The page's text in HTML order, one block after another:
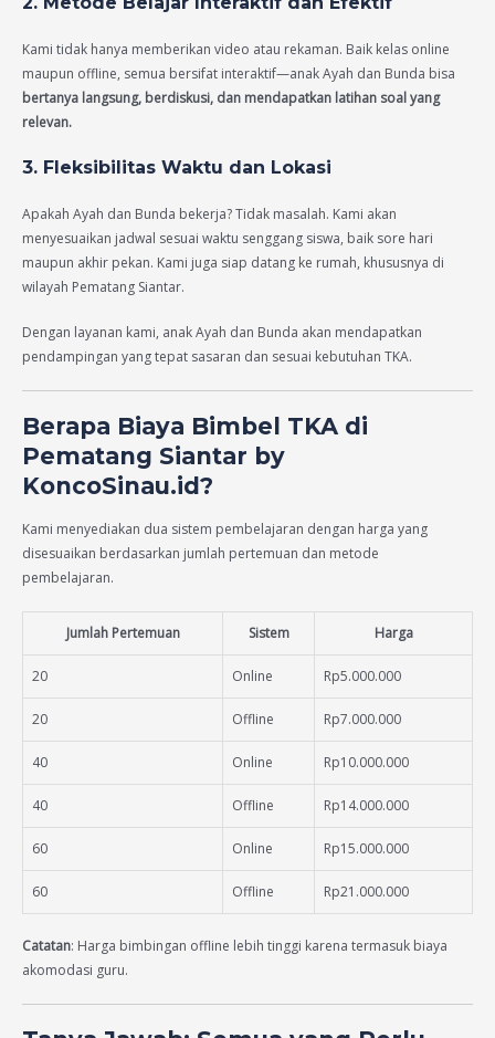
Kami tidak hanya memberikan video atau rekaman. Baik kelas online
maupun offline, semua bersifat interaktif—anak Ayah dan Bunda bisa
bertanya langsung, berdiskusi, dan mendapatkan latihan soal yang
relevan.
3. Fleksibilitas Waktu dan Lokasi
Apakah Ayah dan Bunda bekerja? Tidak masalah. Kami akan
menyesuaikan jadwal sesuai waktu senggang siswa, baik sore hari
maupun akhir pekan. Kami juga siap datang ke rumah, khususnya di
wilayah Pematang Siantar.
Dengan layanan kami, anak Ayah dan Bunda akan mendapatkan
pendampingan yang tepat sasaran dan sesuai kebutuhan TKA.
Berapa Biaya Bimbel TKA di
Pematang Siantar by
KoncoSinau.id?
Kami menyediakan dua sistem pembelajaran dengan harga yang
disesuaikan berdasarkan jumlah pertemuan dan metode
pembelajaran.
Jumlah Pertemuan Sistem Harga
20 Online Rp5.000.000
20 Offline Rp7.000.000
40 Online Rp10.000.000
40 Offline Rp14.000.000
60 Online Rp15.000.000
60 Offline Rp21.000.000
Catatan: Harga bimbingan offline lebih tinggi karena termasuk biaya
akomodasi guru.